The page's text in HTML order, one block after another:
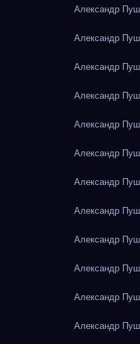
Александр
Александр
Александр
Александр
Александр
Александр
Александр
Александр
Александр
Александр
Александр
Александр